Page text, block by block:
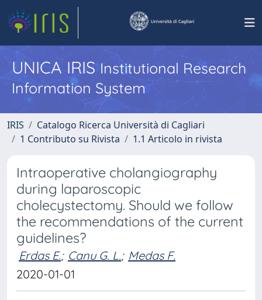
UNICA IRISInstitutional Research
Information System
IRIS
Catalogo Ricerca Università di Cagliari
1 Contributo su Rivista
1.1 Articolo in rivista
Intraoperative cholangiography
during laparoscopic
cholecystectomy. Should we follow
the recommendations of the current
guidelines?
Erdas E.; Canu G. L.; Medas F.
2020-01-01